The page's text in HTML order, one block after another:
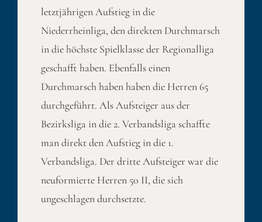
letztjährigen Aufstieg in die
Niederrheinliga, den direkten Durchmarsch
in die höchste Spielklasse der Regionalliga
geschafft haben. Ebenfalls einen
Durchmarsch haben haben die Herren 65
durchgeführt. Als Aufsteiger aus der
Bezirksliga in die 2. Verbandsliga schaffte
man direkt den Aufstieg in die 1.
Verbandsliga. Der dritte Aufsteiger war die
neuformierte Herren 50 II, die sich
ungeschlagen durchsetzte.